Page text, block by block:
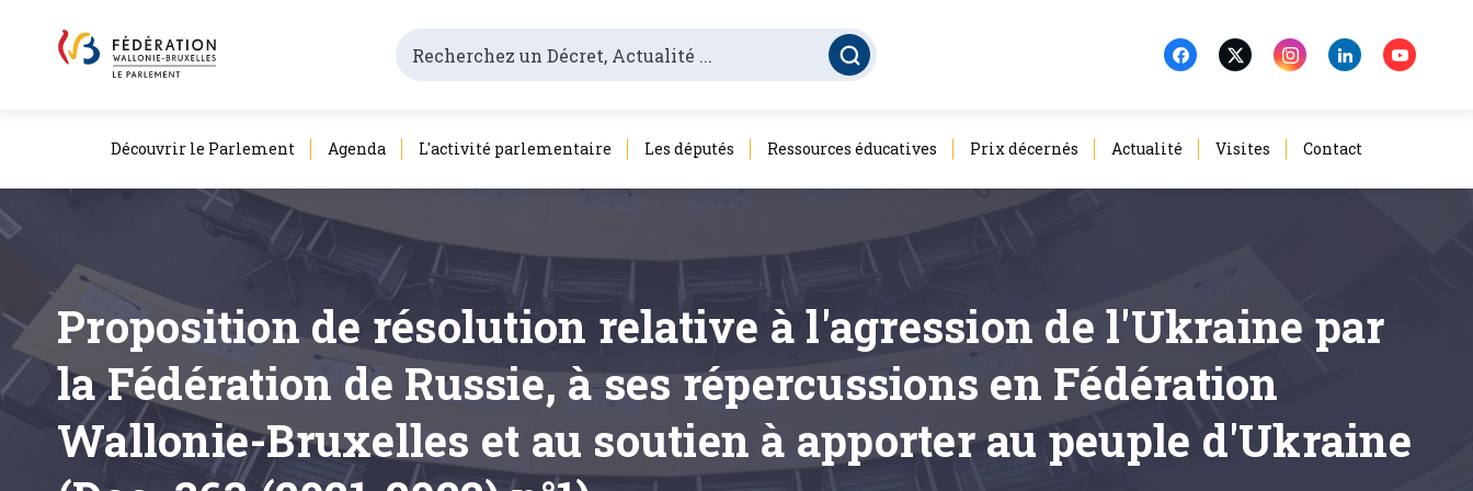
Découvrir le Parlement Agenda L'activité parlementaire Les députés Ressources éducatives Prix décernés Actualité Visites Contact
Proposition de résolution relative à l'agression de l'Ukraine par
la Fédération de Russie, à ses répercussions en Fédération
Wallonie-Bruxelles et au soutien à apporter au peuple d'Ukraine